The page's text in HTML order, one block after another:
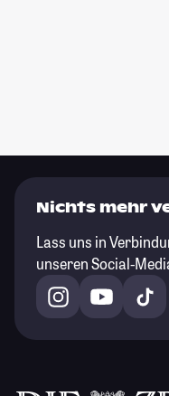
Nichts mehr
Lass uns in
unseren Social-